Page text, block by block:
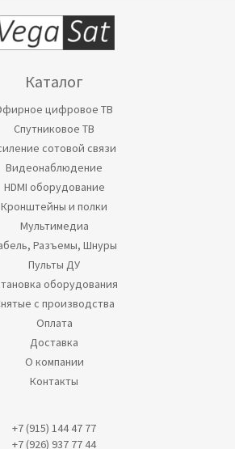
Каталог
цифровое ТВ
Спутниковое ТВ
сотовой связи
Видеонаблюдение
HDMI оборудование
Кронштейны и полки
Мультимедиа
Разъемы, Шнуры
Пульты ДУ
оборудования
с производства
Оплата
Доставка
О компании
Контакты
+7 (915) 144 47 77
+7 (926) 937 77 44